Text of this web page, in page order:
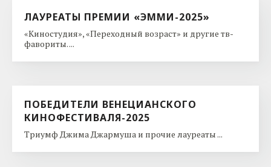
ЛАУРЕАТЫ ПРЕМИИ «ЭММИ-2025»
«Киностудия», «Переходный возраст» и другие тв-
фавориты. ...
ПОБЕДИТЕЛИ ВЕНЕЦИАНСКОГО
КИНОФЕСТИВАЛЯ-2025
Триумф Джима Джармуша и прочие лауреаты ...